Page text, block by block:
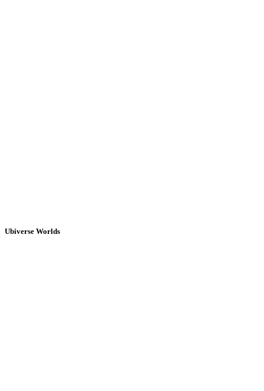
Ubiverse Worlds